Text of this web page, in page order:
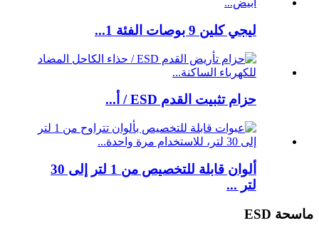
ليجي كلين 9 بوصات الفئة 1...
حزام تثبيت القدم ESD / أ...
ألوان قابلة للتخصيص من 1 لتر إلى 30
لتر ...
ماسحة ESD